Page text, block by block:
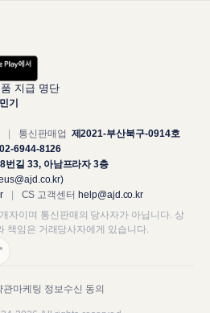
지급 명단
기
통신판매업 제2021-부산북구-0914호
02-6944-8126
번길 33, 아남프라자 3층
CS 고객센터 help@ajd.co.kr
자이며 통신판매의 당사자가 아닙니다. 상
책임은 거래당사자에게 있습니다.
관마케팅 정보수신 동의